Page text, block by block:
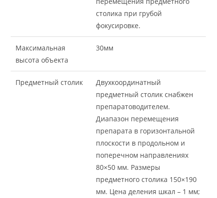
столика при грубой
фокусировке.
Максимальная
высота объекта
30мм
Предметный столик
Двухкоординатный
предметный столик снабжен
препаратоводителем.
Диапазон перемещения
препарата в горизонтальной
плоскости в продольном и
поперечном направлениях
80×50 мм. Размеры
предметного столика 150×190
мм. Цена деления шкал – 1 мм;